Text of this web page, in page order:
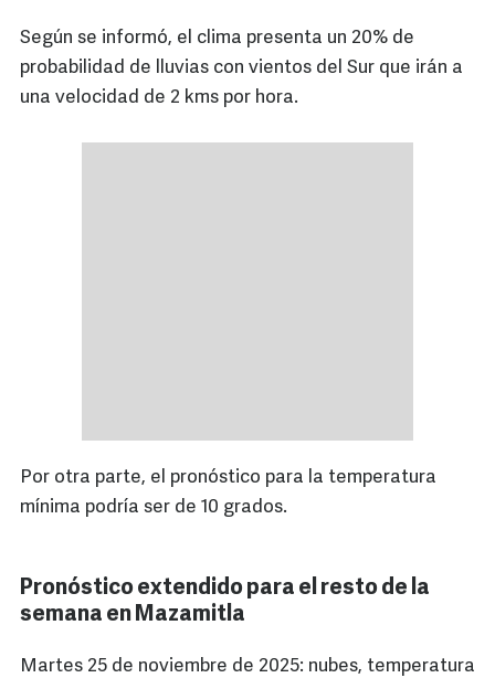
Según se informó, el clima presenta un 20% de
probabilidad de lluvias con vientos del Sur que irán a
una velocidad de 2 kms por hora.
Por otra parte, el pronóstico para la temperatura
mínima podría ser de 10 grados.
Pronóstico extendido para el resto de la
semana en Mazamitla
Martes 25 de noviembre de 2025: nubes, temperatura